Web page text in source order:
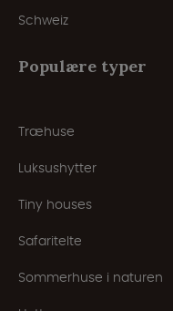
Schweiz
Populære typer
Træhuse
Luksushytter
Tiny houses
Safaritelte
Sommerhuse i naturen